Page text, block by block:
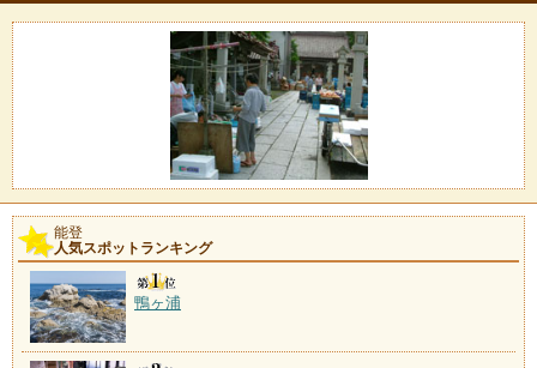
能登
人気スポットランキング
鴨ヶ浦